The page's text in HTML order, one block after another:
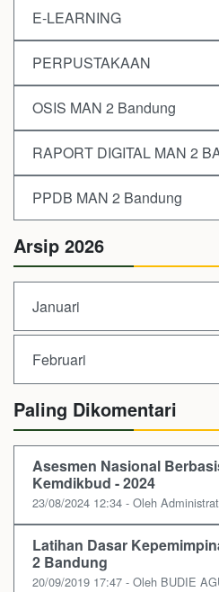
E-LEARNING
PERPUSTAKAAN
OSIS MAN 2 Bandung
RAPORT DIGITAL MAN 2
PPDB MAN 2 Bandung
Arsip 2026
Januari
Februari
Paling Dikomentari
Asesmen Nasional
Kemdikbud - 2024
23/08/2024 12:34 - Oleh
Latihan Dasar
2 Bandung
20/09/2019 17:47 - Oleh BUDIE